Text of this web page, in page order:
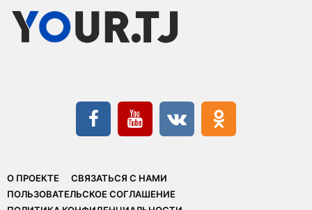
О ПРОЕКТЕ
СВЯЗАТЬСЯ С НАМИ
ПОЛЬЗОВАТЕЛЬСКОЕ СОГЛАШЕНИЕ